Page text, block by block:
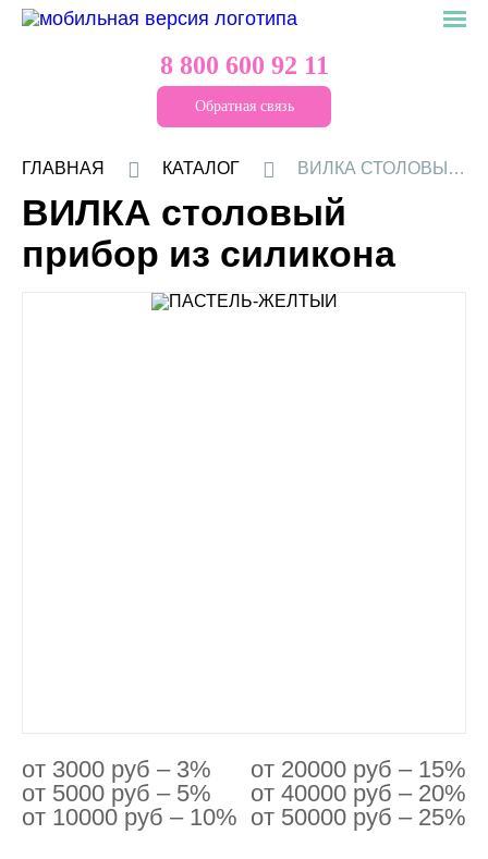
8 800 600 92 11
Обратная связь
ГЛАВНАЯ КАТАЛОГ ВИЛКА СТОЛОВЫЙ ПРИБОР ИЗ СИЛИКОНА
ВИЛКА столовый
прибор из силикона
от 3000 руб – 3%
от 5000 руб – 5%
от 10000 руб – 10%
от 20000 руб – 15%
от 40000 руб – 20%
от 50000 руб – 25%